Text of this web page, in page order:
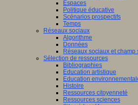
Espaces
Politique éducative
Scénarios prospectifs
Temps
Réseaux sociaux
Algorithme
Données
Réseaux sociaux et champ
Sélection de ressources
Bibliographies
Education artistique
Education
Histoire
Ressources citoyenneté
Ressources sciences